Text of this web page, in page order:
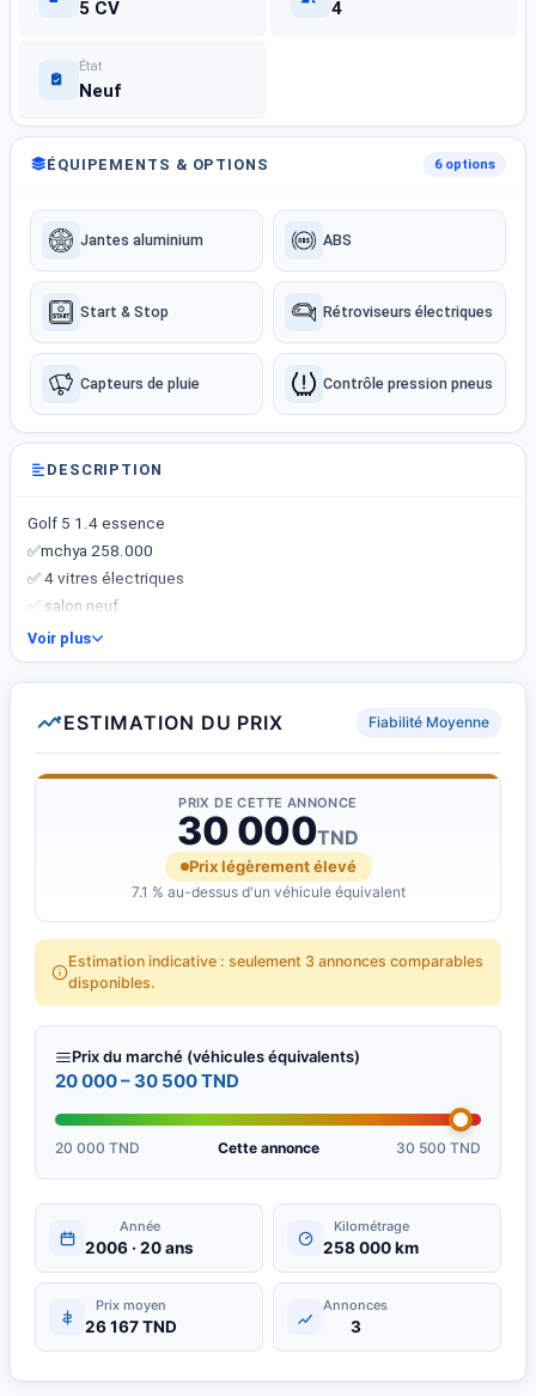
5 CV 4
État
Neuf
ÉQUIPEMENTS & OPTIONS 6 options
Jantes aluminium ABS
Start & Stop Rétroviseurs électriques
Capteurs de pluie Contrôle pression pneus
DESCRIPTION
Golf 5 1.4 essence
✅mchya 258.000
✅ 4 vitres électriques
✅ salon neuf
✅ Jantes aluminium
✅ Double clé
✅ climatiseur en marche
Krhba ndhifaa brcha wmt3 ksiba kol chy en marche li7jto klmni
➡️ Prix 30.000 md
Voir plus
ESTIMATION DU PRIX Fiabilité Moyenne
PRIX DE CETTE ANNONCE
30 000TND
Prix légèrement élevé
7.1 % au-dessus d'un véhicule équivalent
Estimation indicative : seulement 3 annonces comparables
disponibles.
Prix du marché (véhicules équivalents)
20 000 – 30 500 TND
20 000 TND Cette annonce 30 500 TND
Année
2006 · 20 ans
Kilométrage
258 000 km
Prix moyen
26 167 TND
Annonces
3